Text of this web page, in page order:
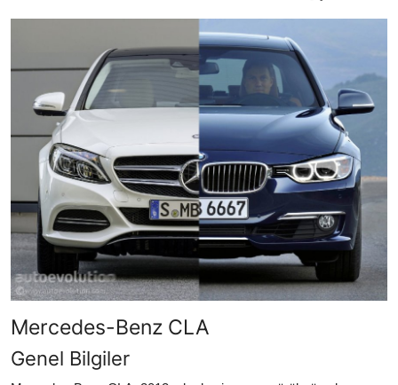
Mercedes-Benz CLA
Genel Bilgiler